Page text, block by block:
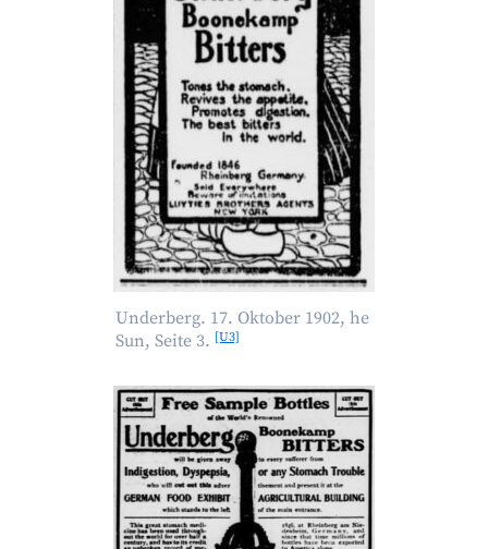
Underberg. 17. Oktober 1902, he
Sun, Seite 3. [U3]